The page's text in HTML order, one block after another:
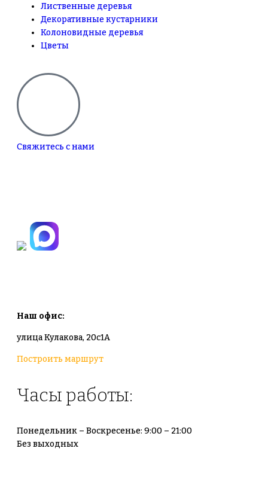
Лиственные деревья
Декоративные кустарники
Колоновидные деревья
Цветы
Свяжитесь с нами
Наш офис:
улица Кулакова, 20с1А
Построить маршрут
Часы работы:
Понедельник – Воскресенье: 9:00 – 21:00
Без выходных